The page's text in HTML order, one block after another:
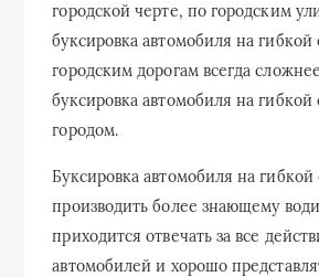
городской черте, по городским
буксировка автомобиля на
городским дорогам всегда
буксировка автомобиля на гибкой
городом.
Буксировка автомобиля на
производить более знающему
приходится отвечать за все
автомобилей и хорошо